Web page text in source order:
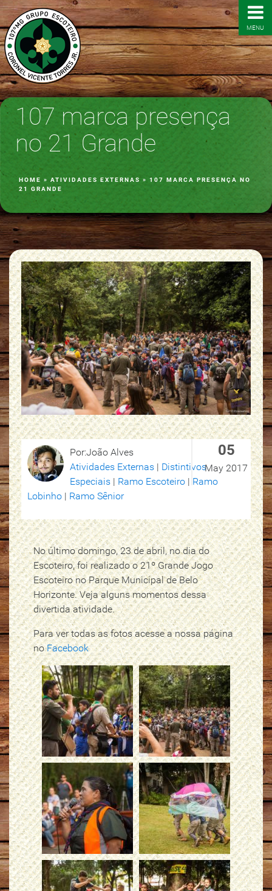
MENU
107 marca presença
no 21 Grande
HOME » ATIVIDADES EXTERNAS » 107 MARCA PRESENÇA NO
21 GRANDE
Por:João Alves
Atividades Externas | Distintivos
Especiais | Ramo Escoteiro | Ramo
Lobinho | Ramo Sênior
05
May 2017
No último domingo, 23 de abril, no dia do
Escoteiro, foi realizado o 21º Grande Jogo
Escoteiro no Parque Municipal de Belo
Horizonte. Veja alguns momentos dessa
divertida atividade.
Para ver todas as fotos acesse a nossa página
noFacebook